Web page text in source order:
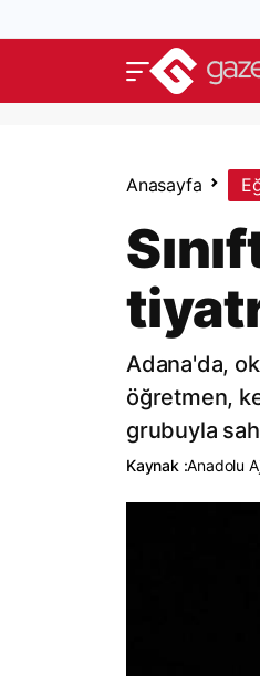
Anasayfa
Adana'da,
öğretmen,
grubuyla
Kaynak :Anadolu